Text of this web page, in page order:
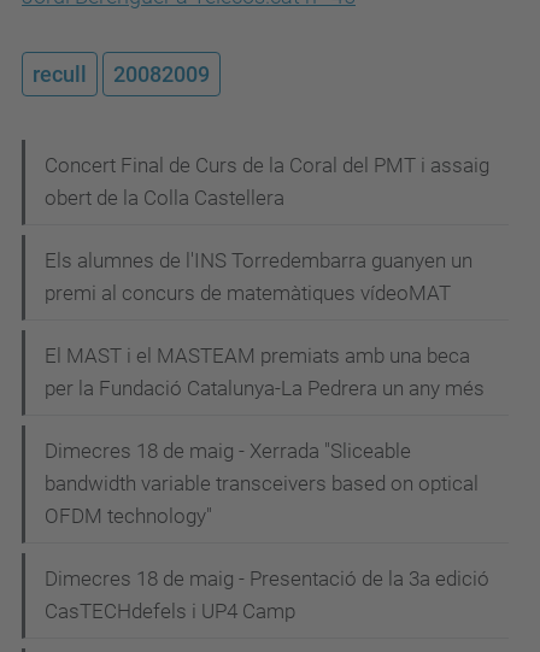
recull 20082009
g
c
Concert Final de Curs de la Coral del PMT i assaig
obert de la Colla Castellera
Els alumnes de l'INS Torredembarra guanyen un
premi al concurs de matemàtiques vídeoMAT
El MAST i el MASTEAM premiats amb una beca
per la Fundació Catalunya-La Pedrera un any més
Dimecres 18 de maig - Xerrada "Sliceable
bandwidth variable transceivers based on optical
OFDM technology"
Dimecres 18 de maig - Presentació de la 3a edició
CasTECHdefels i UP4 Camp